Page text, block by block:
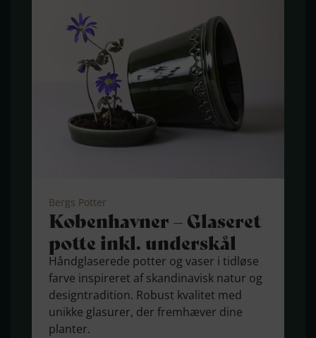
Bergs Potter
Københavner – Glaseret
potte inkl. underskål
Håndglaserede potter og vaser i tidløse
farve inspireret af skandinavisk natur og
designtradition. Robust kvalitet med
unikke glasurer, der fremhæver dine
planter.